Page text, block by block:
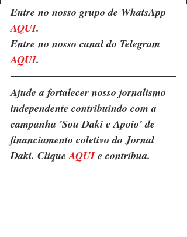
Entre no nosso grupo de WhatsApp
AQUI.
Entre no nosso canal do Telegram
AQUI.
Ajude a fortalecer nosso jornalismo
independente contribuindo com a
campanha 'Sou Daki e Apoio' de
financiamento coletivo do Jornal
Daki. Clique AQUI e contribua.